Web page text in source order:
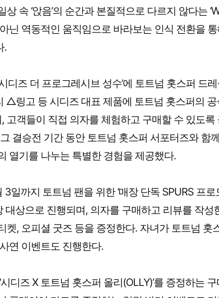
속 ‘앉음’의 순간과 본질적으로 다르지 않다는
아닌 역동적인 움직임으로 바라보는 인식 전환을
.
디즈 더 프로그레시브 성수’에 토트넘 홋스퍼 드
링고 등 시디즈 대표 제품에 토트넘 홋스퍼의 공
고객들이 직접 의자를 체험하고 구매할 수 있도
결승전 기간 동안 토트넘 홋스퍼 서포터즈와 함
열기를 나누는 특별한 경험을 제공했다.
일까지 토트넘 팬을 위한 ‘매장 단독 SPURS 프
대상으로 진행되며, 의자를 구매하고 리뷰를 작
켓, 오피셜 굿즈 등을 증정한다. 자녀가 토트넘
연 이벤트도 진행한다.
디즈 X 토트넘 홋스퍼 올리(OLLY)’를 증정하는